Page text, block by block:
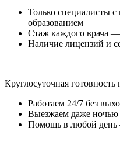
Только специалисты
образованием
Стаж каждого врача —
Наличие лицензий и
Круглосуточная
Работаем 24/7 без
Выезжаем даже ночью
Помощь в любой день